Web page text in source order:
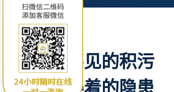
看不见的积污
摸得着的隐患